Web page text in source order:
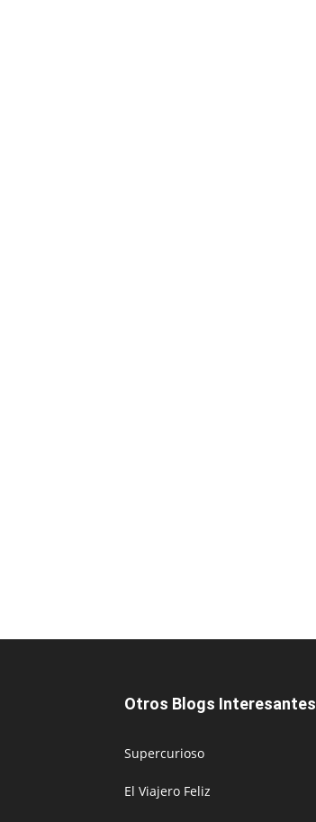
Otros Blogs Interesantes
Supercurioso
El Viajero Feliz